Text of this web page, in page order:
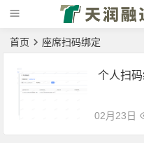
首页 座席扫码绑定
个人扫
02月23日